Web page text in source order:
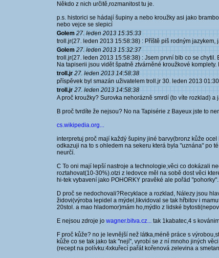
Někdo z nich určitě,rozmanitost tu je.
p.s. historici se hádají šupiny a nebo kroužky asi jako
nebo vejce se slepicí
Golem 27. leden 2013 15:35:33
troll.jr(27. leden 2013 15:58:38) : Příště piš rodným jazykem,
Golem 27. leden 2013 15:32:37
troll.jr(27. leden 2013 15:58:38) : Jsem první blb co se chytil.
Na tapiserii jsou vidět špatně ztvárněné kroužkové
troll.jr 27. leden 2013 14:58:38
příspěvek byl smazán uživatelem troll.jr 30. leden 2013
troll.jr 27. leden 2013 14:58:38
A proč kroužky? Surovka nehorázně smrdí (to víte rozklad) a
B proč tvrdíte že nejsou? No na Tapisérie z Bayeux jste to
cs.wikipedia.org...
interpretuj proč mají každý šupiny jiné barvy(bronz kůže ocel
odkazuji na to s ohledem na sekeru která byla "uznána" po
neurčí.
C To oni mají lepší nastroje a technologie,věci co dokázali
roztahovat(10-30%).otzi z ledovce měl na sobě dost věci
hi-tek vybavení jako POHORKY pravěké ale pořád "pohorky".
D proč se nedochovali?Recyklace a rozklad, Nálezy jsou
židovi(výroba lepidel a mýdel,likvidoval se tak hřbitov i
20stol. a mao hladomor)mám ho,mýdlo z lidské
E nejsou zdroje jo wagner.bitva.cz... tak 1kabatec,4 s
F proč kůže? no je levnější než látka,méně práce s
kůže co se tak jako tak "nejí", vyrobí se z ní mnoho jiných
(recept na polívku:4xkuřecí pařát kořenová zelevina a